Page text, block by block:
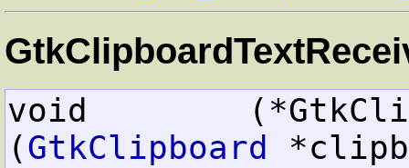
void
(GtkClipboard